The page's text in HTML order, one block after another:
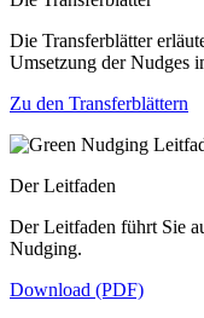
Die Transferblätter
Umsetzung der Nudges
Zu den Transferblättern
Der Leitfaden
Der Leitfaden führt Sie
Nudging.
Download (PDF)